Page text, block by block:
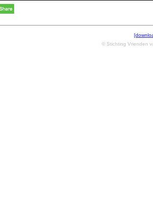
© Stichting Vrienden